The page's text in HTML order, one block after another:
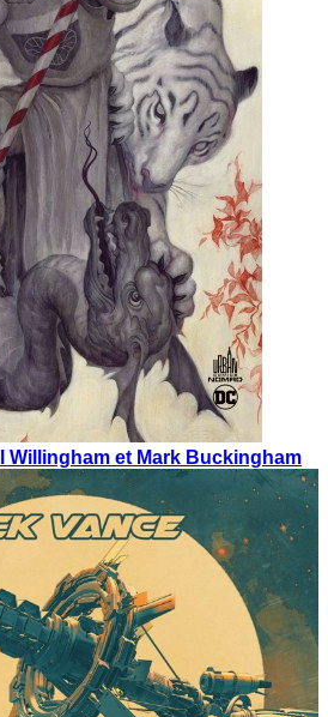
Willingham et Mark Buckingham